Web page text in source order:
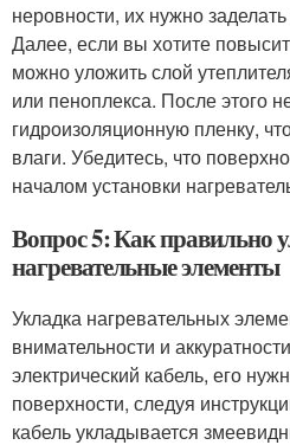
неровности, их нужно
Далее, если вы хотите
можно уложить слой
или пеноплекса. После этого
гидроизоляционную пленку,
влаги. Убедитесь, что
началом установки
Вопрос 5: Как правильно
нагревательные элементы
Укладка нагревательных
внимательности и
электрический кабель, его
поверхности, следуя
кабель укладывается